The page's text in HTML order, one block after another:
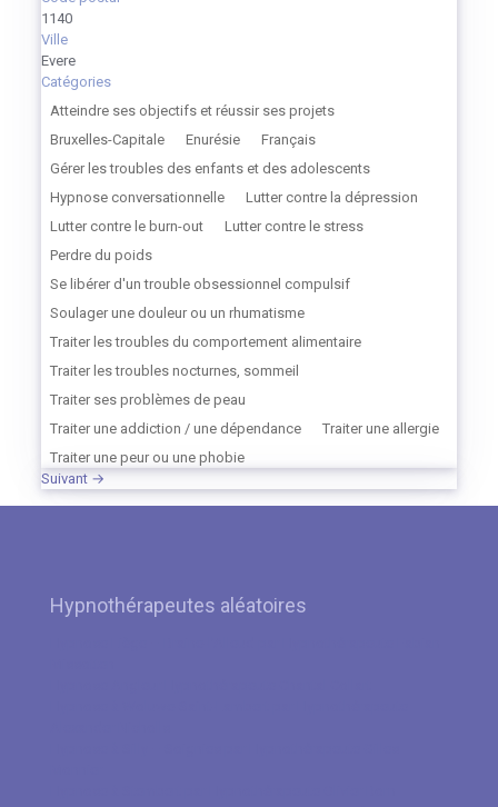
1140
Ville
Evere
Catégories
Atteindre ses objectifs et réussir ses projets
Bruxelles-Capitale
Enurésie
Français
Gérer les troubles des enfants et des adolescents
Hypnose conversationnelle
Lutter contre la dépression
Lutter contre le burn-out
Lutter contre le stress
Perdre du poids
Se libérer d'un trouble obsessionnel compulsif
Soulager une douleur ou un rhumatisme
Traiter les troubles du comportement alimentaire
Traiter les troubles nocturnes, sommeil
Traiter ses problèmes de peau
Traiter une addiction / une dépendance
Traiter une allergie
Traiter une peur ou une phobie
Suivant →
Hypnothérapeutes aléatoires